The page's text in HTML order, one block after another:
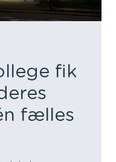
fik
fælles